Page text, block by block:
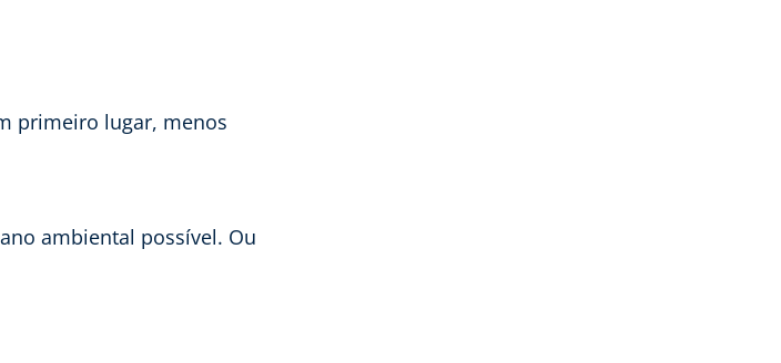
primeiro lugar, menos
ambiental possível. Ou